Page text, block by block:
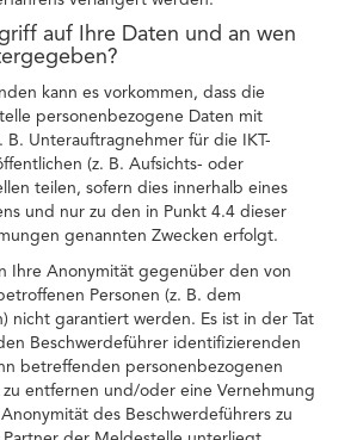
auf Ihre Daten und an wen
kann es vorkommen, dass die
personenbezogene Daten mit
B. Unterauftragnehmer für die IKT-
(z. B. Aufsichts- oder
teilen, sofern dies innerhalb eines
und nur zu den in Punkt 4.4 dieser
genannten Zwecken erfolgt.
Ihre Anonymität gegenüber den von
Personen (z. B. dem
nicht garantiert werden. Es ist in der Tat
Beschwerdeführer identifizierenden
betreffenden personenbezogenen
zu entfernen und/oder eine Vernehmung
des Beschwerdeführers zu